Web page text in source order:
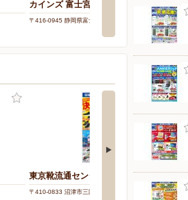
カインズ 富士宮島店
〒416-0945 静岡県富士市宮島大崎866-1
東京靴流通センター/沼津八間通り店
〒410-0833 沼津市三園町756-4